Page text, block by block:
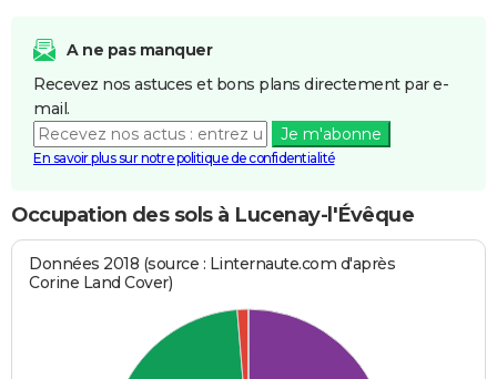
A ne pas manquer
Recevez nos astuces et bons plans directement par e-
mail.
Je m'abonne
En savoir plus sur notre politique de confidentialité
Occupation des sols à Lucenay-l'Évêque
Données 2018 (source : Linternaute.com d'après
Corine Land Cover)